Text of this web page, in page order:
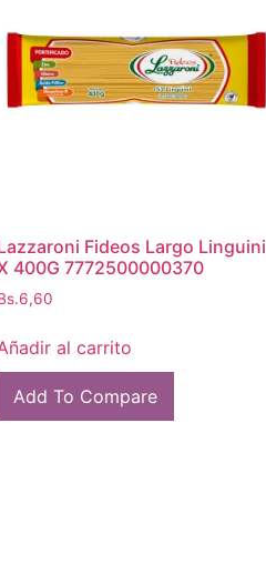
Fideos Largo Linguini
400G 7772500000370
6,60
al carrito
Add To Compare